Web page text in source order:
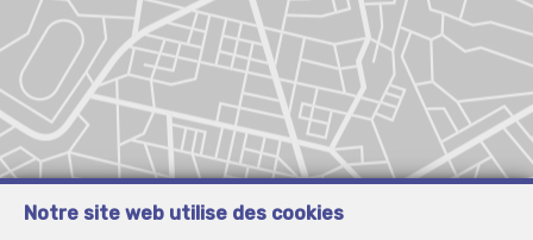
Notre site web utilise des cookies